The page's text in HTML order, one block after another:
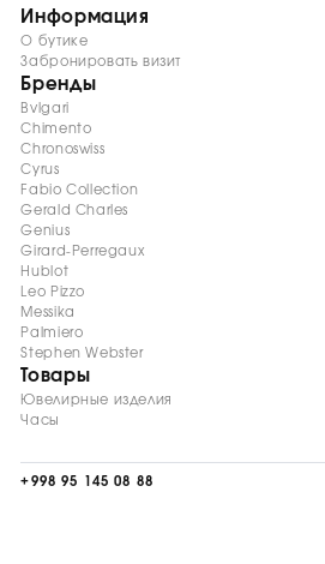
Информация
О бутике
Забронировать визит
Бренды
Bvlgari
Chimento
Chronoswiss
Cyrus
Fabio Collection
Gerald Charles
Genius
Girard-Perregaux
Hublot
Leo Pizzo
Messika
Palmiero
Stephen Webster
Товары
Ювелирные изделия
Часы
+998 95 145 08 88